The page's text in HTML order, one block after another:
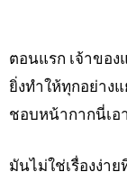
ตอนแรก เจ้าขอ
ยิ่งทำให้ทุกอย่าง
ชอบหน้ากากนี่เอ
มันไม่ใช่เรื่องง่า